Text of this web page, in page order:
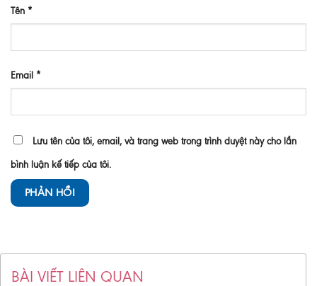
Tên *
Email *
Lưu tên của tôi, email, và trang web trong trình duyệt này cho lần
bình luận kế tiếp của tôi.
BÀI VIẾT LIÊN QUAN